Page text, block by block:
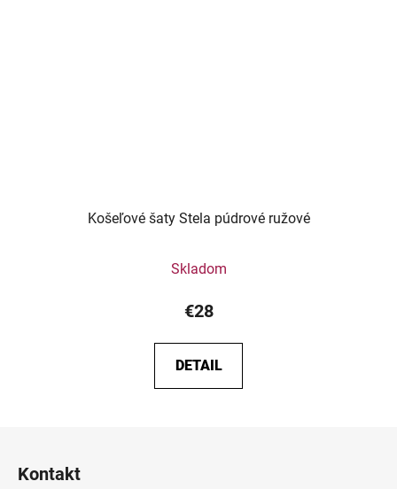
Košeľové šaty Stela púdrové ružové
Skladom
€28
DETAIL
Kontakt